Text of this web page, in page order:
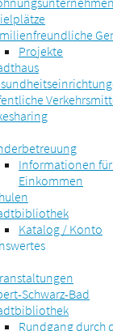
Projekte
Informationen
Einkommen
Katalog / Konto
Schwarz-Bad
Rundgang durch